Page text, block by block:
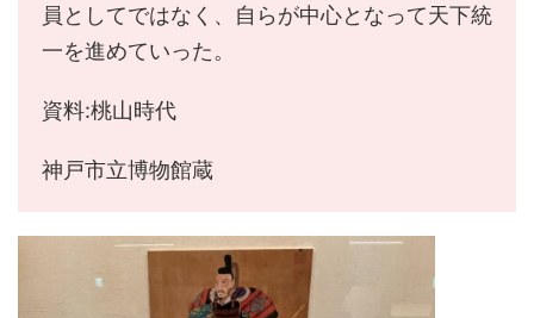
員としてではなく、自らが中心となって天下統
一を進めていった。
資料:桃山時代
神戸市立博物館蔵